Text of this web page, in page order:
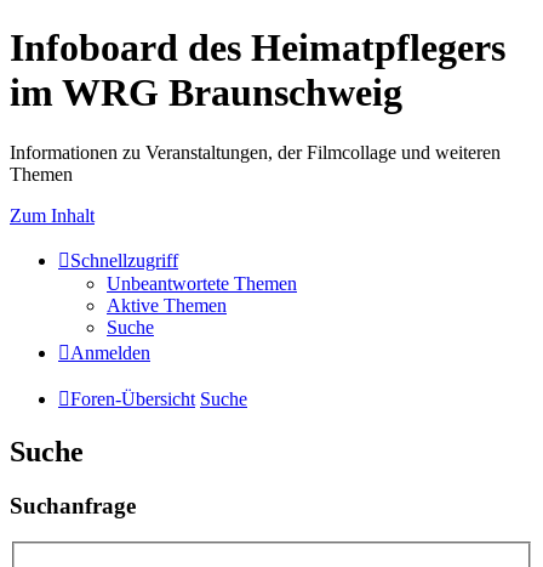
Infoboard des Heimatpflegers
im WRG Braunschweig
Informationen zu Veranstaltungen, der Filmcollage und weiteren
Themen
Zum Inhalt
Schnellzugriff
Unbeantwortete Themen
Aktive Themen
Suche
Anmelden
Foren-Übersicht Suche
Suche
Suchanfrage